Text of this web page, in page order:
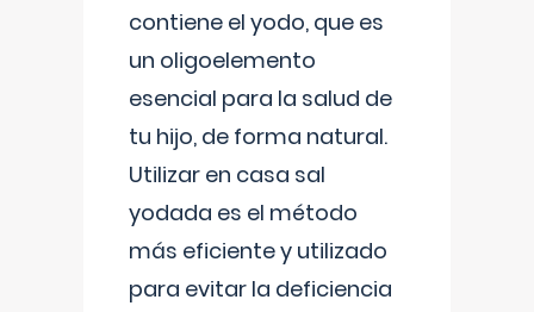
contiene el yodo, que es
un oligoelemento
esencial para la salud de
tu hijo, de forma natural.
Utilizar en casa sal
yodada es el método
más eficiente y utilizado
para evitar la deficiencia